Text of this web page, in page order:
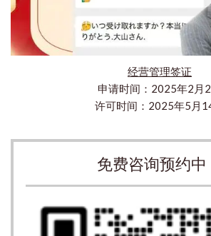
经营管理签证
申请时间：2025年2月
许可时间：2025年5月
免费咨询预约中